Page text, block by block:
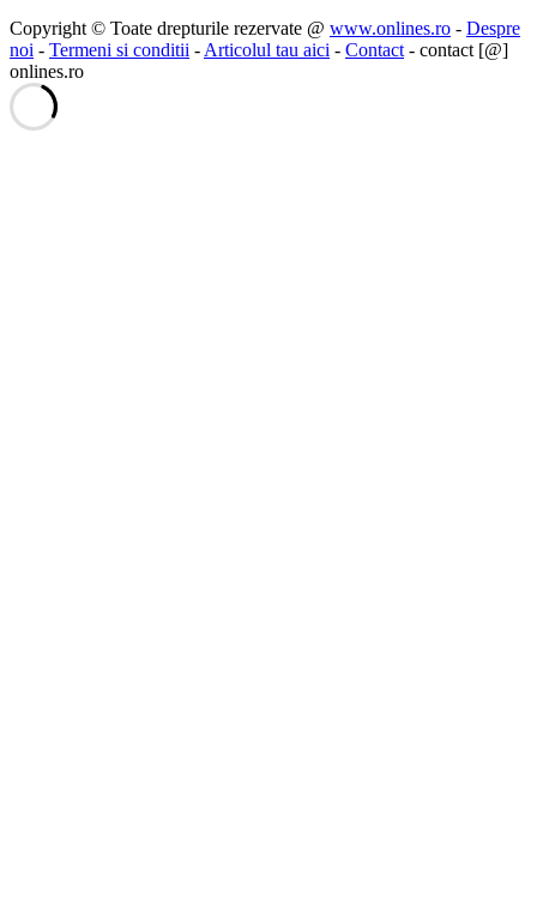
Copyright © Toate drepturile rezervate @ www.onlines.ro - Despre
noi - Termeni si conditii - Articolul tau aici - Contact - contact [@]
onlines.ro